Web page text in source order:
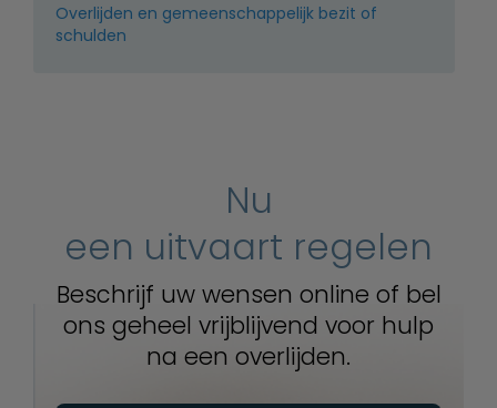
Overlijden en gemeenschappelijk bezit of
schulden
Nu
een uitvaart regelen
Beschrijf uw wensen online of bel
ons geheel vrijblijvend voor hulp
na een overlijden.